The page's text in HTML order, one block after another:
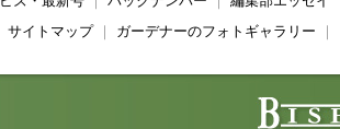
サイトマップ｜ ガーデナーのフォトギャラリー